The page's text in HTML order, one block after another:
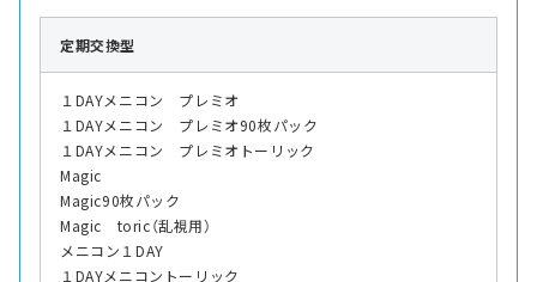
定期交換型
１DAYメニコン プレミオ
１DAYメニコン プレミオ90枚パック
１DAYメニコン プレミオトーリック
Magic
Magic90枚パック
Magic toric（乱視用）
メニコン１DAY
１DAYメニコントーリック